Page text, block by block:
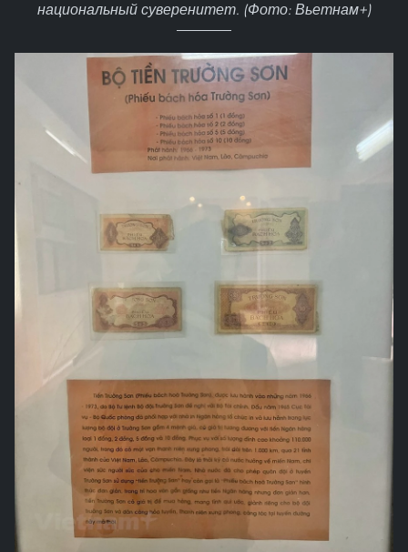
национальный суверенитет. (Фото: Вьетнам+)